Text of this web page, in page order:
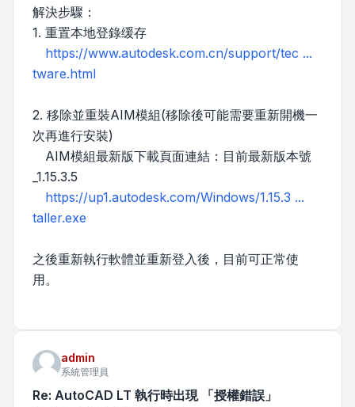
解決步驟：
1. 重置本地登錄缓存
https://www.autodesk.com.cn/support/tec ...
tware.html
2. 移除並重裝AIM模組(移除後可能需要重新開機一
次再進行安裝)
AIM模組最新版下載頁面連結：目前最新版本號
_1.15.3.5
https://up1.autodesk.com/Windows/1.15.3 ...
taller.exe
之後重新執行軟體並重新登入後，目前可正常使
用。
admin
系統管理員
Re: AutoCAD LT 執行時出現 「授權錯誤」